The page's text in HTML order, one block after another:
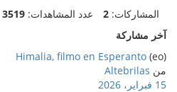
المشاركات: 2 عدد المشاهدات: 3519
آخر مشاركة
(eo)
Himalia, filmo en Esperanto
من Altebrilas
15 فبراير، 2026